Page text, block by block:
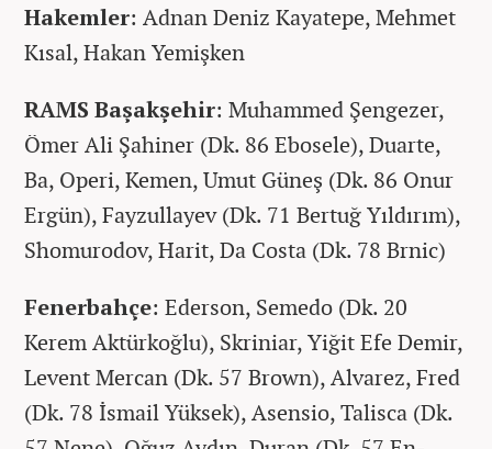
Hakemler: Adnan Deniz Kayatepe, Mehmet
Kısal, Hakan Yemişken
RAMS Başakşehir: Muhammed Şengezer,
Ömer Ali Şahiner (Dk. 86 Ebosele), Duarte,
Ba, Operi, Kemen, Umut Güneş (Dk. 86 Onur
Ergün), Fayzullayev (Dk. 71 Bertuğ Yıldırım),
Shomurodov, Harit, Da Costa (Dk. 78 Brnic)
Fenerbahçe: Ederson, Semedo (Dk. 20
Kerem Aktürkoğlu), Skriniar, Yiğit Efe Demir,
Levent Mercan (Dk. 57 Brown), Alvarez, Fred
(Dk. 78 İsmail Yüksek), Asensio, Talisca (Dk.